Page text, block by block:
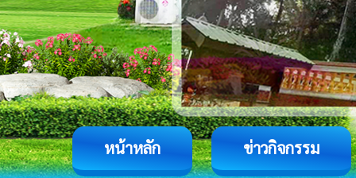
หน้าหลัก ข่าวกิจกรรม